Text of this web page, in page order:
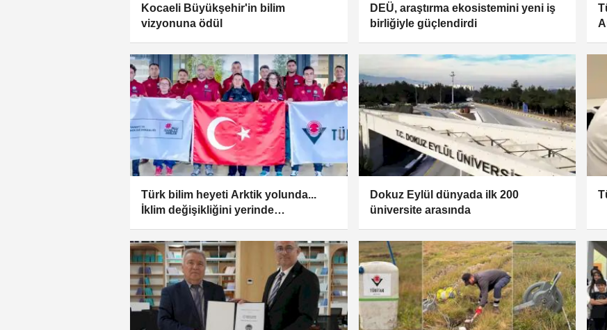
Kocaeli Büyükşehir'in bilim
vizyonuna ödül
DEÜ, araştırma ekosistemini yeni iş
birliğiyle güçlendirdi
Türk bilim heyeti Arktik yolunda...
İklim değişikliğini yerinde
Dokuz Eylül dünyada ilk 200
üniversite arasında